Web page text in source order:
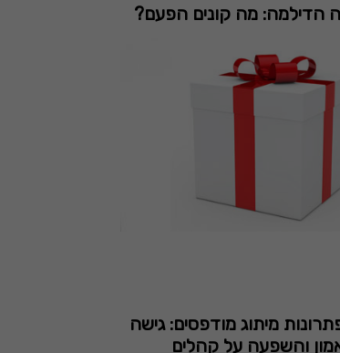
הדילמה: מה קונים הפעם?
מיתוג מודפסים: גישה
והשפעה על קהלים